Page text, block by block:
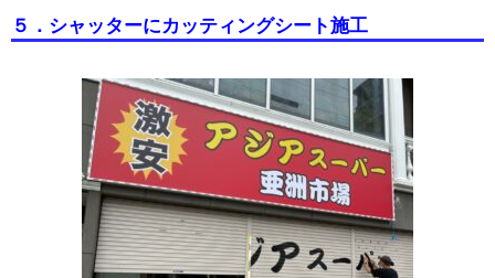
５．シャッターにカッティングシート施工